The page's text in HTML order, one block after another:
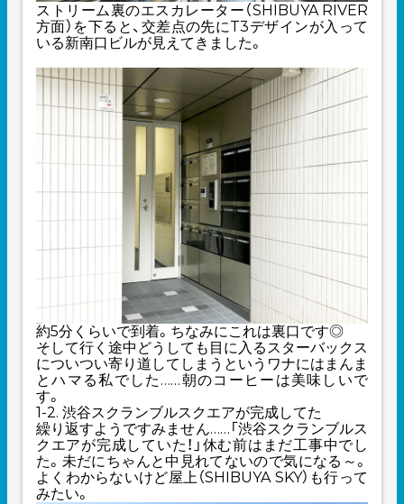
ストリーム裏のエスカレーター（SHIBUYA RIVER
方面）を下ると、交差点の先にT3デザインが入って
いる新南口ビルが見えてきました。
約5分くらいで到着。ちなみにこれは裏口です◎
そして行く途中どうしても目に入るスターバックス
についつい寄り道してしまうというワナにはまんま
とハマる私でした……朝のコーヒーは美味しいで
す。
1-2. 渋谷スクランブルスクエアが完成してた
繰り返すようですみません……「渋谷スクランブルス
クエアが完成していた！」休む前はまだ工事中でし
た。未だにちゃんと中見れてないので気になる～。
よくわからないけど屋上（SHIBUYA SKY）も行って
みたい。